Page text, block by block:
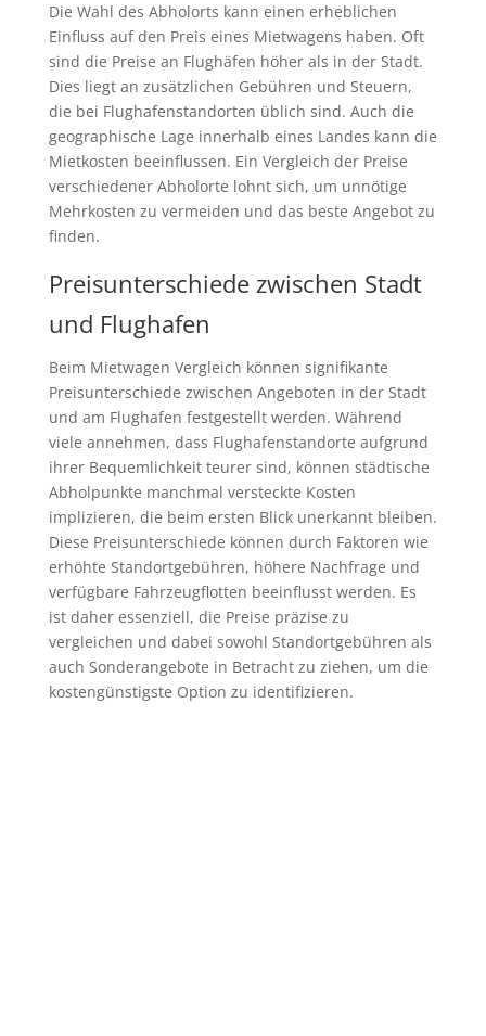
Die Wahl des Abholorts kann einen erheblichen
Einfluss auf den Preis eines Mietwagens haben. Oft
sind die Preise an Flughäfen höher als in der Stadt.
Dies liegt an zusätzlichen Gebühren und Steuern,
die bei Flughafenstandorten üblich sind. Auch die
geographische Lage innerhalb eines Landes kann die
Mietkosten beeinflussen. Ein Vergleich der Preise
verschiedener Abholorte lohnt sich, um unnötige
Mehrkosten zu vermeiden und das beste Angebot zu
finden.
Preisunterschiede zwischen Stadt
und Flughafen
Beim Mietwagen Vergleich können signifikante
Preisunterschiede zwischen Angeboten in der Stadt
und am Flughafen festgestellt werden. Während
viele annehmen, dass Flughafenstandorte aufgrund
ihrer Bequemlichkeit teurer sind, können städtische
Abholpunkte manchmal versteckte Kosten
implizieren, die beim ersten Blick unerkannt bleiben.
Diese Preisunterschiede können durch Faktoren wie
erhöhte Standortgebühren, höhere Nachfrage und
verfügbare Fahrzeugflotten beeinflusst werden. Es
ist daher essenziell, die Preise präzise zu
vergleichen und dabei sowohl Standortgebühren als
auch Sonderangebote in Betracht zu ziehen, um die
kostengünstigste Option zu identifizieren.